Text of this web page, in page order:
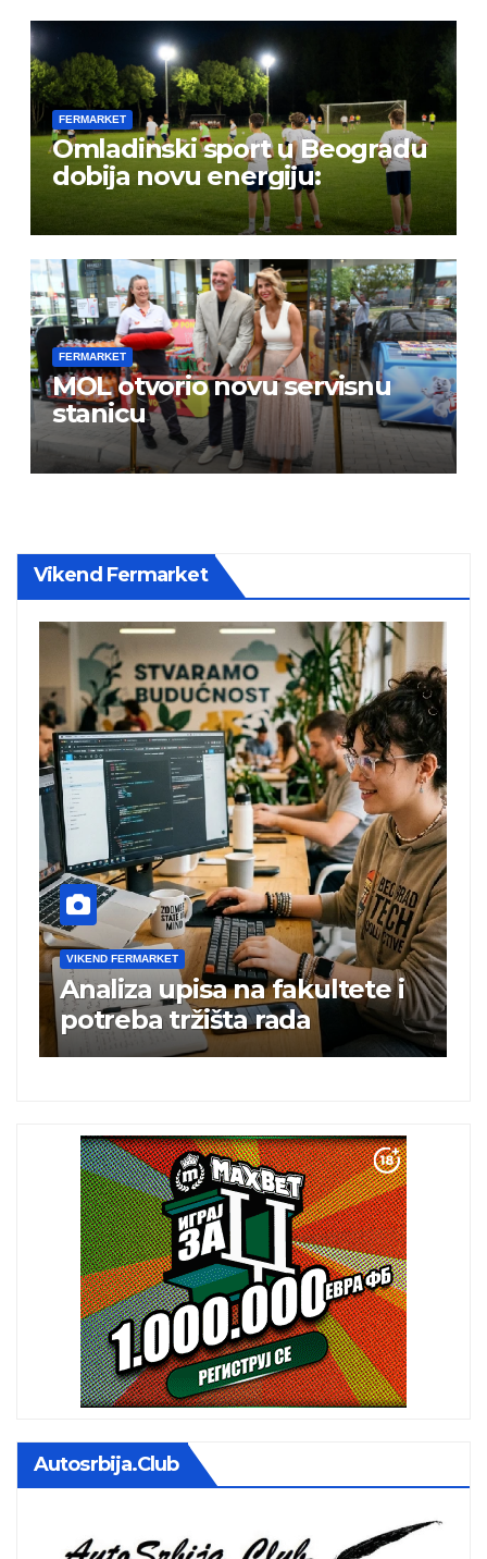
FERMARKET
Omladinski sport u Beogradu
dobija novu energiju:
FERMARKET
MOL otvorio novu servisnu
stanicu
Vikend Fermarket
i
VIKEND FERMARKET
Charli xcx postala prva
britanska pevačica sa dva
albuma na prvom mestu u
Autosrbija.club